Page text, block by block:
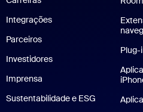
Integrações
Parceiros
Investidores
Imprensa
Sustentabilidade e ESG
Plug-